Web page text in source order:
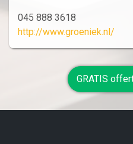
045 888 3618
http://www.groeniek.nl/
GRATIS